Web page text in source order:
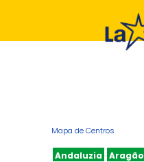
Mapa de Centros
Andaluzia Aragão